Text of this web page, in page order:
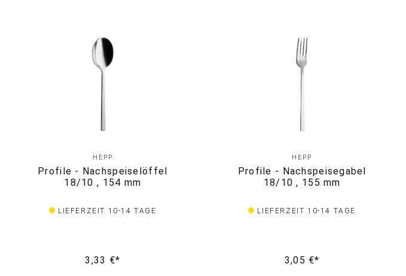
HEPP
Profile - Nachspeiselöffel
18/10 , 154 mm
LIEFERZEIT 10-14 TAGE
3,33 €*
HEPP
Profile - Nachspeisegabel
18/10 , 155 mm
LIEFERZEIT 10-14 TAGE
3,05 €*